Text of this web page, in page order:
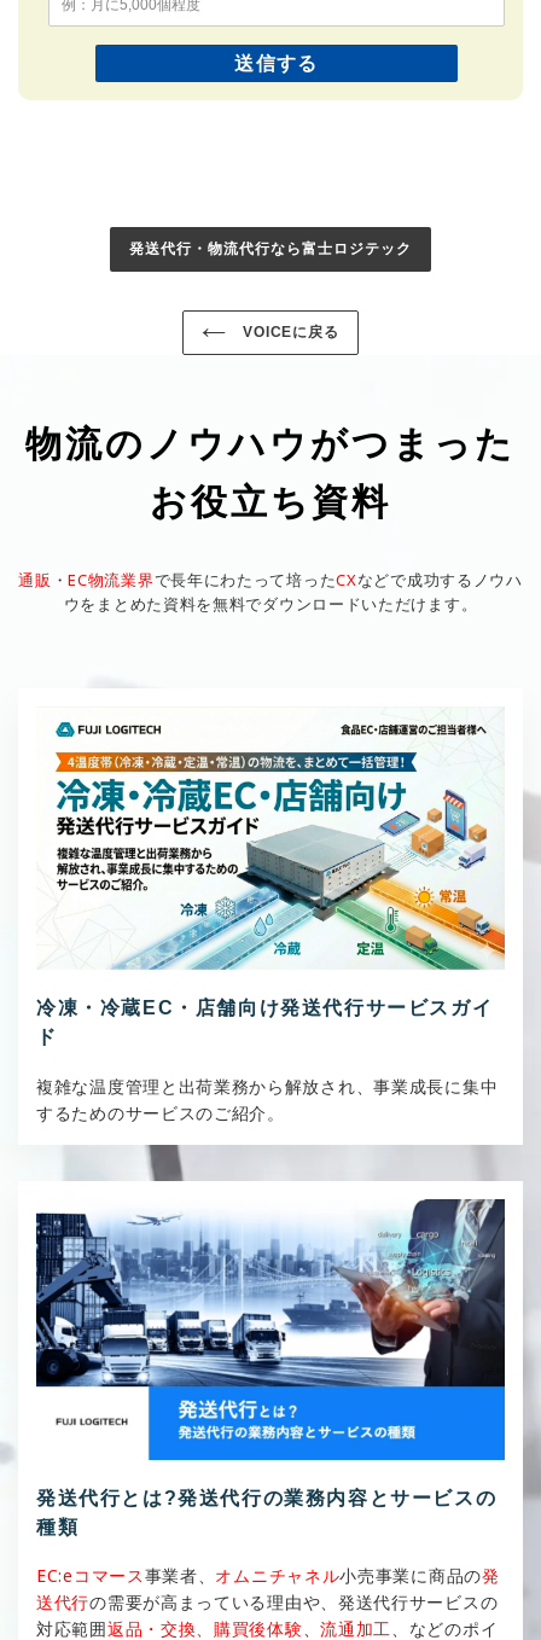
発送代行・物流代行なら富士ロジテック
VOICEに戻る
物流のノウハウがつまった
お役立ち資料
通販 ・EC物流業界で長年にわたって培ったCXなどで成功するノウハ
ウをまとめた資料を無料でダウンロードいただけます。
冷凍・冷蔵EC・店舗向け発送代行サービスガイ
ド
複雑な温度管理と出荷業務から解放され、事業成長に集中
するためのサービスのご紹介。
発送代行とは?発送代行の業務内容とサービスの
種類
EC:eコマース事業者、 オムニチャネル小売事業に商品の発
送代行の需要が高まっている理由や、発送代行サービスの
対応範囲返品・交換、購買後体験、流通加工、などのポイ